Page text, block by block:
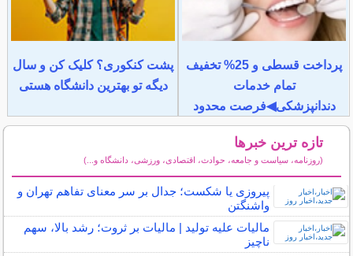
پرداخت قسطی و 25% تخفیف
تمام خدمات
دندانپزشکی◀فرصت محدود
پشت کنکوری؟ کلیک کن و سال
دیگه تو بهترین دانشگاه هستی
تازه ترین خبرها
(روزنامه، سیاست و جامعه، حوادث، اقتصادی، ورزشی، دانشگاه و...)
پیروزی یا شکست؛ جدال بر سر معنای تفاهم تهران و
واشنگتن
مالیات علیه تولید | مالیات بر ثروت؛ رشد بالا، سهم
ناچیز